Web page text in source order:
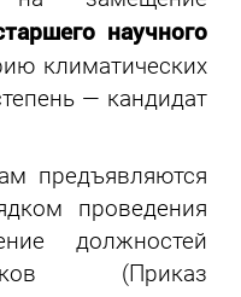
научного
климатических
— кандидат
предъявляются
проведения
должностей
(Приказ